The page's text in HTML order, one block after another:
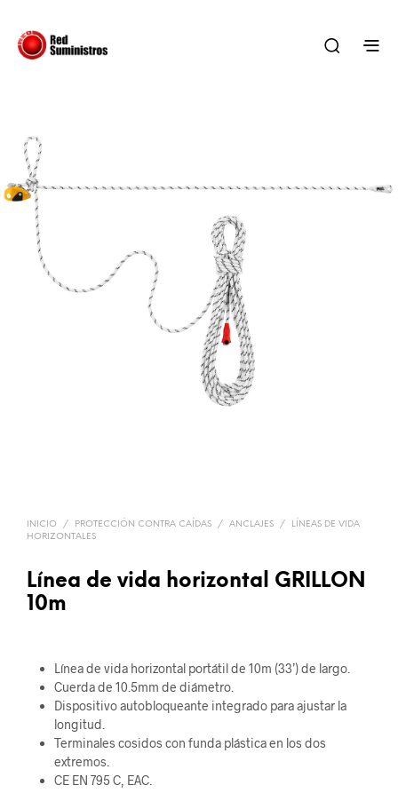
INICIO / PROTECCIÓN CONTRA CAÍDAS / ANCLAJES /
LÍNEAS DE VIDA
HORIZONTALES
Línea de vida horizontal GRILLON
10m
Línea de vida horizontal portátil de 10m (33’) de largo.
Cuerda de 10.5mm de diámetro.
Dispositivo autobloqueante integrado para ajustar la
longitud.
Terminales cosidos con funda plástica en los dos
extremos.
CE EN 795 C, EAC.